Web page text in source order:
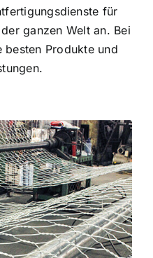
für
ganzen Welt an. Bei
besten Produkte und